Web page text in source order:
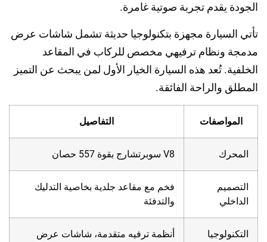
الجودة يقدم تجربة صوتية غامرة.
تأتي السيارة مجهزة بتكنولوجيا حديثة تشمل شاشات عرض
مدمجة ونظام ترفيهي مخصص للركاب في المقاعد
الخلفية. تُعد هذه السيارة الخيار الأول لمن يبحث عن التميز
المطلق والراحة الفائقة.
المواصفات التفاصيل
المحرك V8 سوبرتشارج بقوة 557 حصان
التصميم
الداخلي
فخم مع مقاعد جلدية بخاصية التدليك
والتدفئة
التكنولوجيا
أنظمة ترفيه متقدمة، شاشات عرض